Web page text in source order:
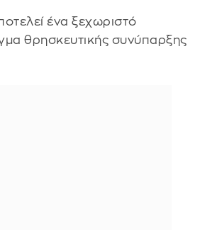
ένα ξεχωριστό
θρησκευτικής συνύπαρξης